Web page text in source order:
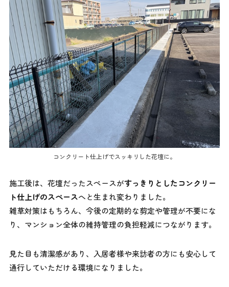
コンクリート仕上げでスッキリした花壇に。
施工後は、花壇だったスペースがすっきりとしたコンクリー
ト仕上げのスペースへと生まれ変わりました。
雑草対策はもちろん、今後の定期的な剪定や管理が不要にな
り、マンション全体の維持管理の負担軽減につながります。
見た目も清潔感があり、入居者様や来訪者の方にも安心して
通行していただける環境になりました。